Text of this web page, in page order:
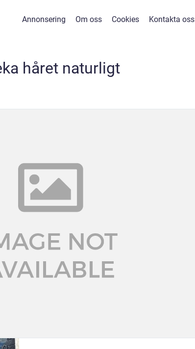
Annonsering Om oss Cookies Kontakta oss
håret naturligt